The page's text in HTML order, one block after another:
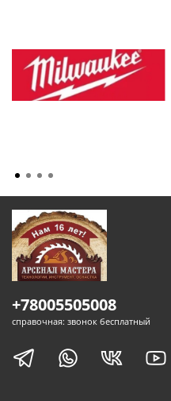
+78005505008
справочная: звонок бесплатный